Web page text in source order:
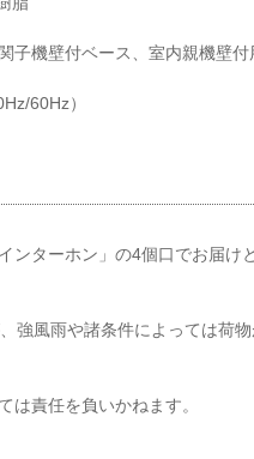
子機壁付ベース、室内親機壁付
60Hz）
ターホン」の4個口でお届け
風雨や諸条件によっては荷
責任を負いかねます。